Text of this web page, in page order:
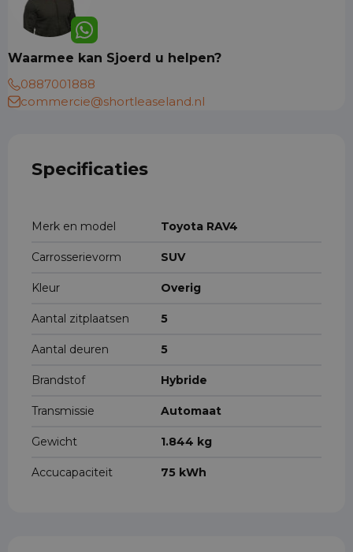
Waarmee kan Sjoerd u helpen?
0887001888
commercie@shortleaseland.nl
Specificaties
Merk en model Toyota RAV4
Carrosserievorm SUV
Kleur Overig
Aantal zitplaatsen 5
Aantal deuren 5
Brandstof Hybride
Transmissie Automaat
Gewicht 1.844 kg
Accucapaciteit 75 kWh